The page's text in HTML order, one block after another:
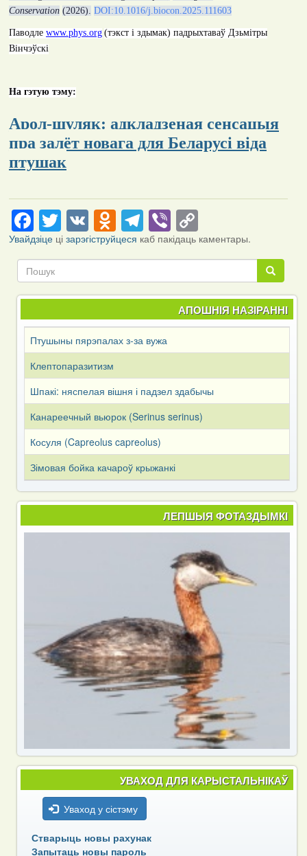
Conservation (2026). DOI:10.1016/j.biocon.2025.111603
Паводле www.phys.org (тэкст і здымак) падрыхтаваў Дзьмітры
Вінчэўскі
На гэтую тэму:
Арол-шуляк: адкладзеная сенсацыя
пра залёт новага для Беларусі віда
птушак
Facebook
Twitter
VKOdnoklassniki
Telegram
ViberCopy
Link
Увайдзіцеці зарэгіструйцеся каб пакідаць каментары.
Пошук
Пошук
АПОШНІЯ НАЗІРАННІ
Птушыны пярэпалах з-за вужа
Клептопаразитизм
Шпакі: няспелая вішня і падзел здабычы
Канареечный вьюрок (Serinus serinus)
Косуля (Capreоlus capreоlus)
Зімовая бойка качароў крыжанкі
ЛЕПШЫЯ ФОТАЗДЫМКІ
УВАХОД ДЛЯ КАРЫСТАЛЬНІКАЎ
Уваход у сістэму
Стварыць новы рахунак
Запытаць новы пароль